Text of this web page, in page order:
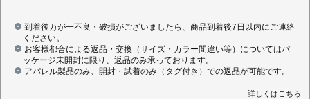
到着後万が一不良・破損がございましたら、商品到着後7日以内にご連絡
ください。
お客様都合による返品・交換（サイズ・カラー間違い等）についてはパ
ッケージ未開封に限り、返品のみ承っております。
アパレル製品のみ、開封・試着のみ（タグ付き）での返品が可能です。
詳しくはこちら